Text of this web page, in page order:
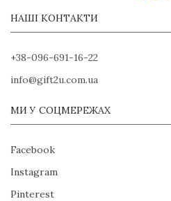
НАШІ КОНТАКТИ
+38-096-691-16-22
info@gift2u.com.ua
МИ У СОЦМЕРЕЖАХ
Facebook
Instagram
Pinterest